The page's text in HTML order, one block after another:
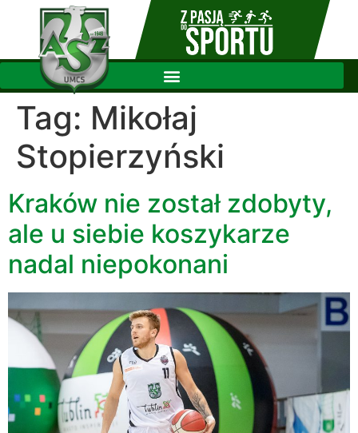
Tag: Mikołaj
Stopierzyński
Kraków nie został zdobyty,
ale u siebie koszykarze
nadal niepokonani